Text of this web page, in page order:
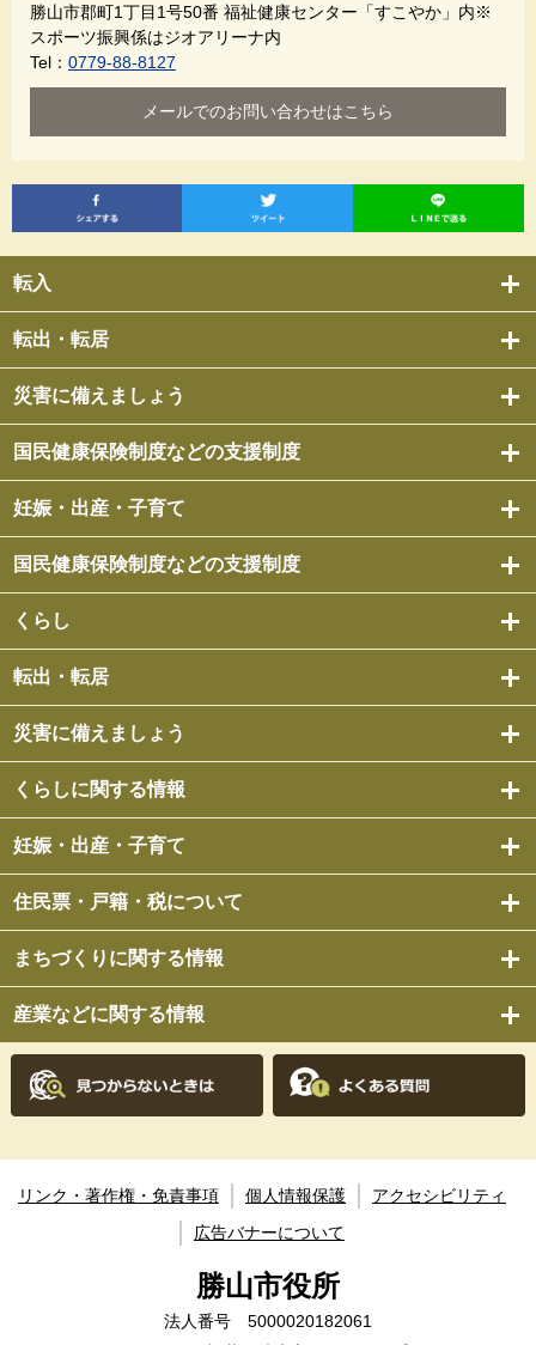
転入
転出・転居
災害に備えましょう
国民健康保険制度などの支援制度
妊娠・出産・子育て
国民健康保険制度などの支援制度
くらし
転出・転居
災害に備えましょう
くらしに関する情報
妊娠・出産・子育て
住民票・戸籍・税について
まちづくりに関する情報
産業などに関する情報
勝山市郡町1丁目1号50番 福祉健康センター「すこやか」内※
スポーツ振興係はジオアリーナ内
Tel： 0779-88-8127
メールでのお問い合わせはこちら
リンク・著作権・免責事項 個人情報保護
アクセシビリティ
広告バナーについて
勝山市役所
法人番号 5000020182061